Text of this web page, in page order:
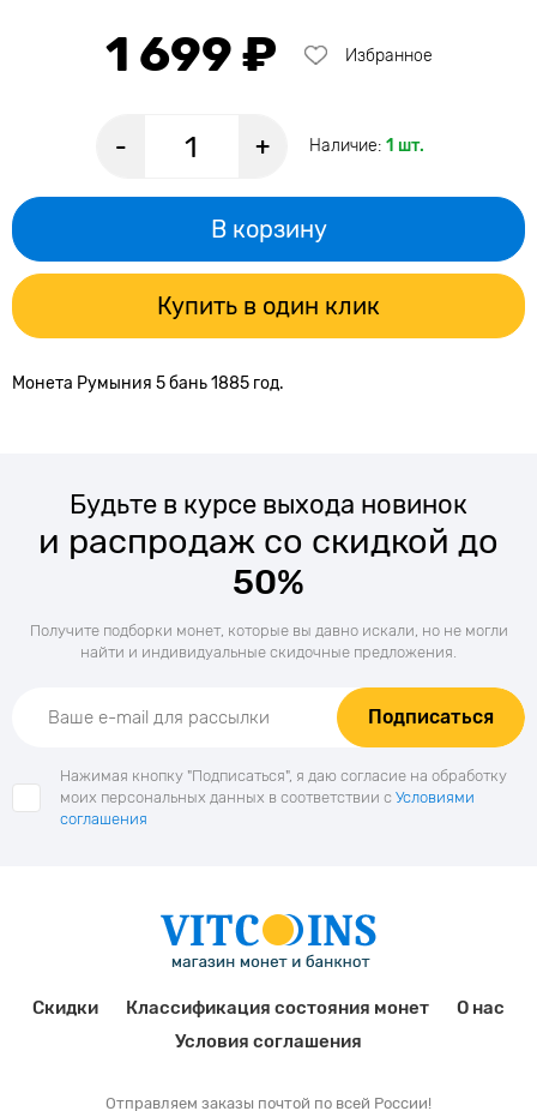
1 699 ₽ Избранное
- + Наличие: 1 шт.
В корзину
Купить в один клик
Монета Румыния 5 бань 1885 год.
Будьте в курсе выхода новинок
и распродаж со скидкой до
50%
Получите подборки монет, которые вы давно искали, но не могли
найти и индивидуальные скидочные предложения.
Подписаться
Нажимая кнопку "Подписаться", я даю согласие на обработку
моих персональных данных в соответствии с Условиями
соглашения
Скидки Классификация состояния монет
О нас
Условия соглашения
Отправляем заказы почтой по всей России!